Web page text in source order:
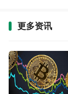
更多资讯